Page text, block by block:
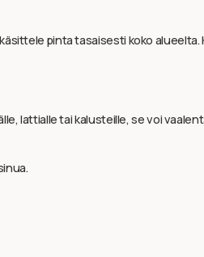
pinta tasaisesti koko
lattialle tai kalusteille, se voi